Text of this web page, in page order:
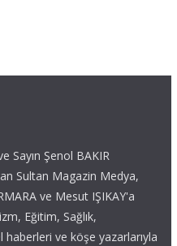
Sayın Şenol BAKIR
Sultan Magazin Medya,
ve Mesut IŞIKAY'a
Eğitim, Sağlık,
ve köşe yazarlarıyla